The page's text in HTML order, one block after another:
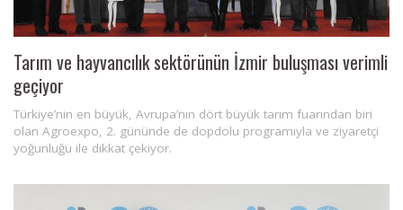
Tarım ve hayvancılık sektörünün İzmir buluşması verimli
geçiyor
Türkiye’nin en büyük, Avrupa’nın dört büyük tarım fuarından biri
olan Agroexpo, 2. gününde de dopdolu programıyla ve ziyaretçi
yoğunluğu ile dikkat çekiyor.